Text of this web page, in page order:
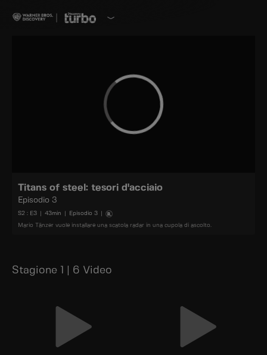
Titans of steel: tesori d'acciaio
Episodio 3
S2 : E3 43min Episodio 3
Mario Tänzer vuole installare una scatola radar in una cupola di ascolto.
Stagione 1 | 6 Video